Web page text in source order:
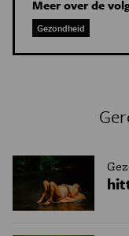
Meer over de
Gezondheid